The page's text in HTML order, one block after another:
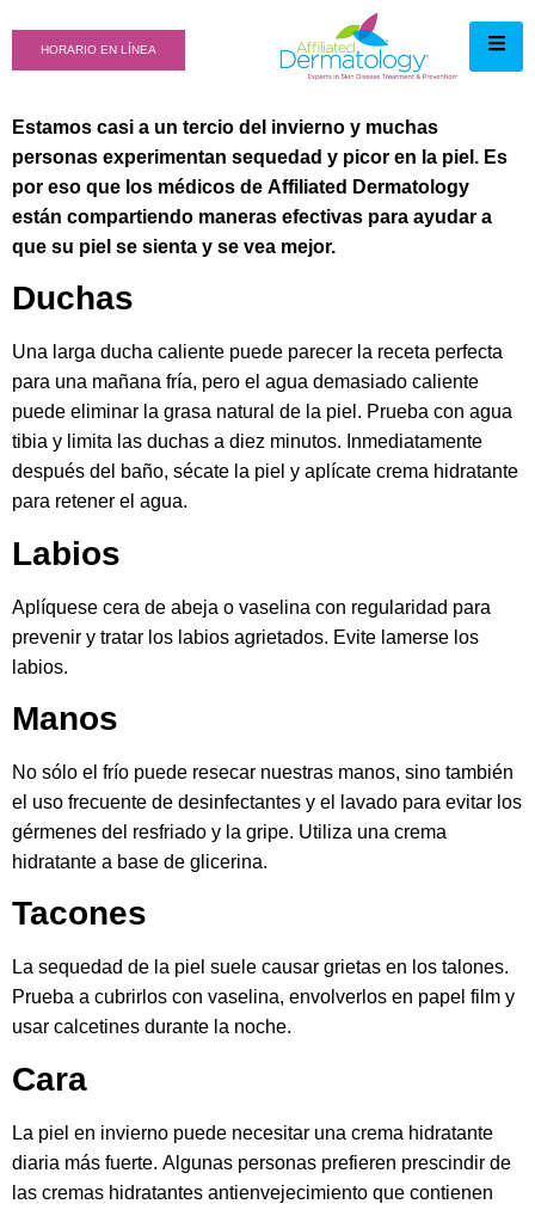
HORARIO EN LÍNEA
Estamos casi a un tercio del invierno y muchas
personas experimentan sequedad y picor en la piel. Es
por eso que los médicos de Affiliated Dermatology
están compartiendo maneras efectivas para ayudar a
que su piel se sienta y se vea mejor.
Duchas
Una larga ducha caliente puede parecer la receta perfecta
para una mañana fría, pero el agua demasiado caliente
puede eliminar la grasa natural de la piel. Prueba con agua
tibia y limita las duchas a diez minutos. Inmediatamente
después del baño, sécate la piel y aplícate crema hidratante
para retener el agua.
Labios
Aplíquese cera de abeja o vaselina con regularidad para
prevenir y tratar los labios agrietados. Evite lamerse los
labios.
Manos
No sólo el frío puede resecar nuestras manos, sino también
el uso frecuente de desinfectantes y el lavado para evitar los
gérmenes del resfriado y la gripe. Utiliza una crema
hidratante a base de glicerina.
Tacones
La sequedad de la piel suele causar grietas en los talones.
Prueba a cubrirlos con vaselina, envolverlos en papel film y
usar calcetines durante la noche.
Cara
La piel en invierno puede necesitar una crema hidratante
diaria más fuerte. Algunas personas prefieren prescindir de
las cremas hidratantes antienvejecimiento que contienen